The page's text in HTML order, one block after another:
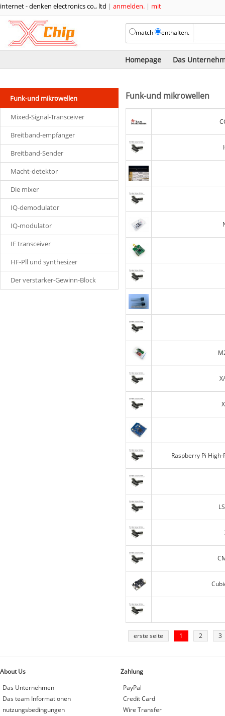
internet - denken electronics co., ltd | anmelden. | mit
match enthalten.
Homepage Das
Funk-und mikrowellen
Mixed-Signal-Transceiver
Breitband-empfanger
Breitband-Sender
Macht-detektor
Die mixer
IQ-demodulator
IQ-modulator
IF transceiver
HF-Pll und synthesizer
Der verstarker-Gewinn-Block
Funk-und mikrowellen
Raspberry Pi
erste seite 1 2 3
About Us
Das Unternehmen
Das team Informationen
nutzungsbedingungen
Zahlung
PayPal
Credit Card
Wire Transfer